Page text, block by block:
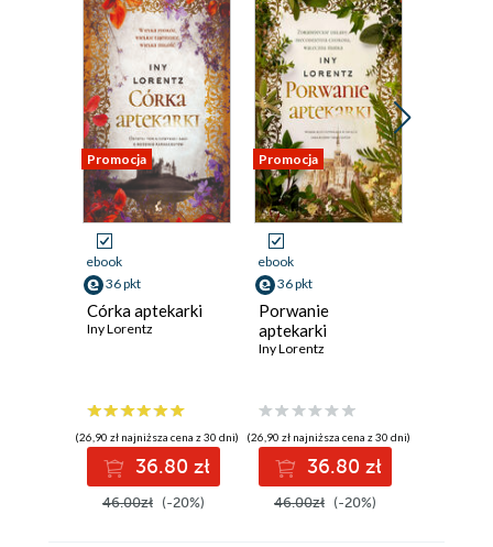
Promocja
ebook
36 pkt
Córka aptekarki
Iny Lorentz
(26,90 zł najniższa cena z 30 dni)
36.80 zł
46.00zł (-20%)
Promocja
ebook
36 pkt
Porwanie
aptekarki
Iny Lorentz
(26,90 zł najniższa cena z 30 dni)
36.80 zł
46.00zł (-20%)